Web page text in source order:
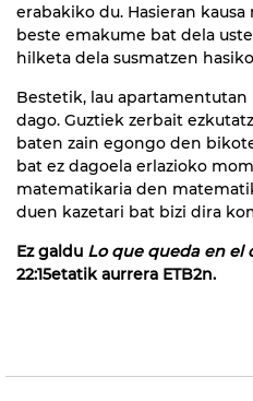
erabakiko du. Hasieran
beste emakume bat dela
hilketa dela susmatzen
Bestetik, lau
dago. Guztiek zerbait
baten zain egongo den
bat ez dagoela erlazioko
matematikaria den
duen kazetari bat bizi dira
Ez galdu Lo que queda en el
22:15etatik aurrera ETB2n.